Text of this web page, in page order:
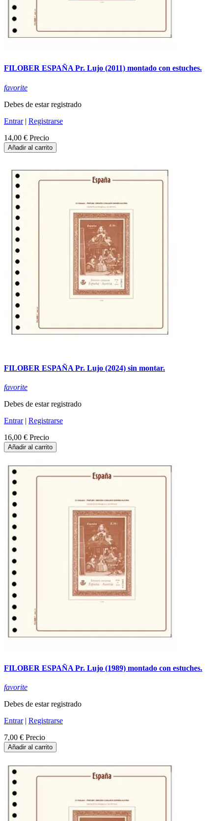
FILOBER ESPAÑA Pr. Lujo (2011) montado con estuches.
favorite
Debes de estar registrado
Entrar| Registrarse
14,00 € Precio
Añadir al carrito
FILOBER ESPAÑA Pr. Lujo (2024) sin montar.
favorite
Debes de estar registrado
Entrar| Registrarse
16,00 € Precio
Añadir al carrito
FILOBER ESPAÑA Pr. Lujo (1989) montado con estuches.
favorite
Debes de estar registrado
Entrar| Registrarse
7,00 € Precio
Añadir al carrito